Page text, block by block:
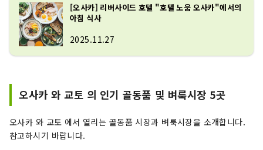
[오사카] 리버사이드 호텔 "호텔 노움 오사카"에서의
아침 식사
2025.11.27
오사카 와 교토 의 인기 골동품 및 벼룩시장 5곳
오사카 와 교토 에서 열리는 골동품 시장과 벼룩시장을 소개합니다.
참고하시기 바랍니다.